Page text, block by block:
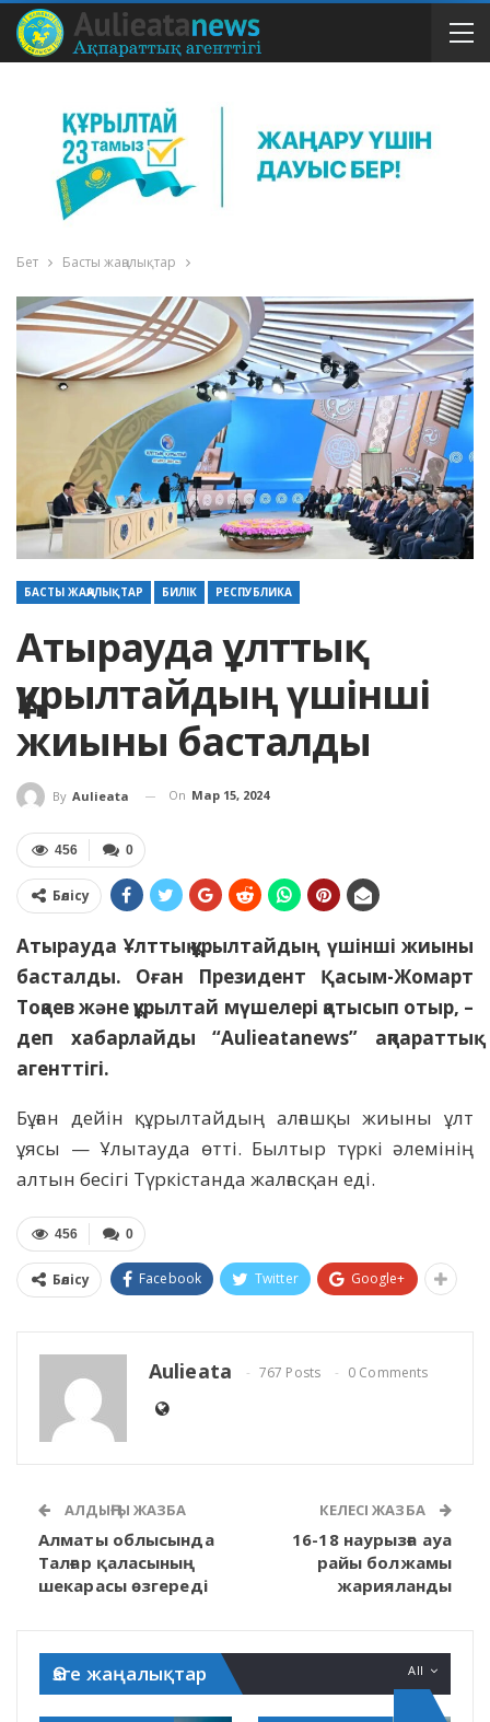
Бет Басты жаңалықтар
БАСТЫ ЖАҢАЛЫҚТАР БИЛІК РЕСПУБЛИКА
Атырауда ұлттық
құрылтайдың үшінші
жиыны басталды
By Aulieata On Мар 15, 2024
0
456
Бөлісу
Атырауда Ұлттық құрылтайдың үшінші жиыны
басталды. Оған Президент Қасым-Жомарт
Тоқаев және құрылтай мүшелері қатысып отыр, –
деп хабарлайды “Aulieatanews” ақпараттық
агенттігі.
Бұған дейін құрылтайдың алғашқы жиыны ұлт
ұясы — Ұлытауда өтті. Былтыр түркі әлемінің
алтын бесігі Түркістанда жалғасқан еді.
0
456
Бөлісу Facebook Twitter Google+
Aulieata 767 Posts 0 Comments
АЛДЫҢҒЫ ЖАЗБА
Алматы облысында
Талғар қаласының
шекарасы өзгереді
КЕЛЕСІ ЖАЗБА
16-18 наурызға ауа
райы болжамы
жарияланды
All
Өзге жаңалықтар